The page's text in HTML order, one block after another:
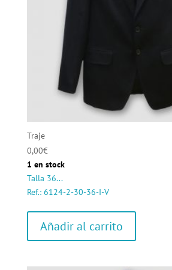
Traje
0,00€
1 en stock
Talla 36...
Ref.: 6124-2-30-36-I-V
Añadir al carrito